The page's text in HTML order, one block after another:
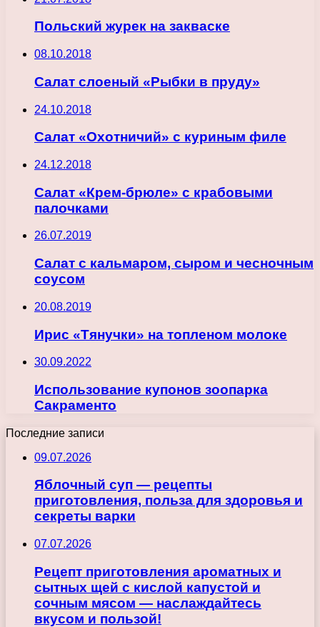
Польский журек на закваске
08.10.2018
Салат слоеный «Рыбки в пруду»
24.10.2018
Салат «Охотничий» с куриным филе
24.12.2018
Салат «Крем-брюле» с крабовыми
палочками
26.07.2019
Салат с кальмаром, сыром и чесночным
соусом
20.08.2019
Ирис «Тянучки» на топленом молоке
30.09.2022
Использование купонов зоопарка
Сакраменто
Последние записи
09.07.2026
Яблочный суп — рецепты
приготовления, польза для здоровья и
секреты варки
07.07.2026
Рецепт приготовления ароматных и
сытных щей с кислой капустой и
сочным мясом — наслаждайтесь
вкусом и пользой!